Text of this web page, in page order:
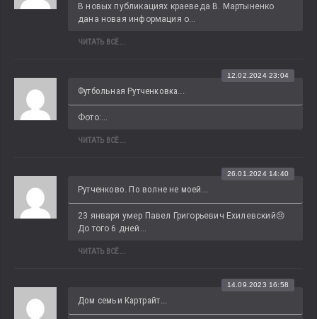
В новых публикациях краеведа В. Мартыненко
дана новая информация о...
ЧИТАТЬ ВСЁ...
Футбольная Рутченковка...
12.02.2024 23:04
Фото:...
ЧИТАТЬ ВСЁ...
Рутченково. По волне не моей...
26.01.2024 14:40
23 января умер Павел Григорьевич Ехилевский😢
До того 6 дней...
ЧИТАТЬ ВСЁ...
Дом семьи Картрайт...
14.09.2023 16:58